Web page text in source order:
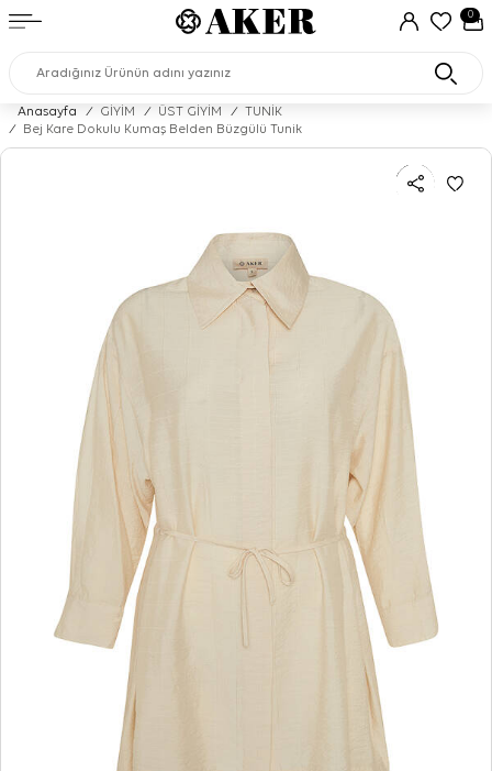
0
Anasayfa / GİYİM / ÜST GİYİM /
TUNİK
/
Bej Kare Dokulu Kumaş Belden Büzgülü Tunik